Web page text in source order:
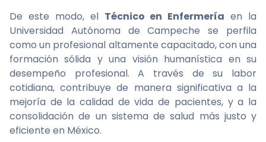
De este modo, el Técnico en Enfermería en la
Universidad Autónoma de Campeche se perfila
como un profesional altamente capacitado, con una
formación sólida y una visión humanística en su
desempeño profesional. A través de su labor
cotidiana, contribuye de manera significativa a la
mejoría de la calidad de vida de pacientes, y a la
consolidación de un sistema de salud más justo y
eficiente en México.